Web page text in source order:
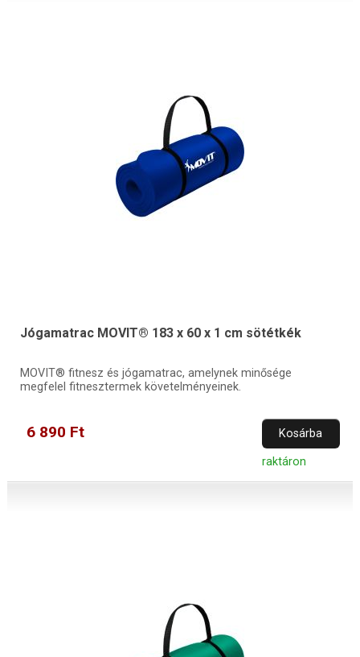
Jógamatrac MOVIT® 183 x 60 x 1 cm sötétkék
MOVIT® fitnesz és jógamatrac, amelynek minősége
megfelel fitnesztermek követelményeinek.
6 890 Ft Kosárba
raktáron